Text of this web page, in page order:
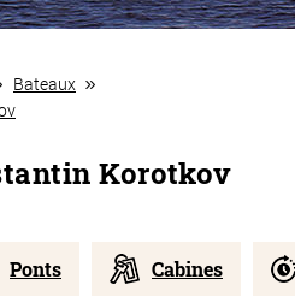
Bateaux
Korotkov
Ponts Cabines